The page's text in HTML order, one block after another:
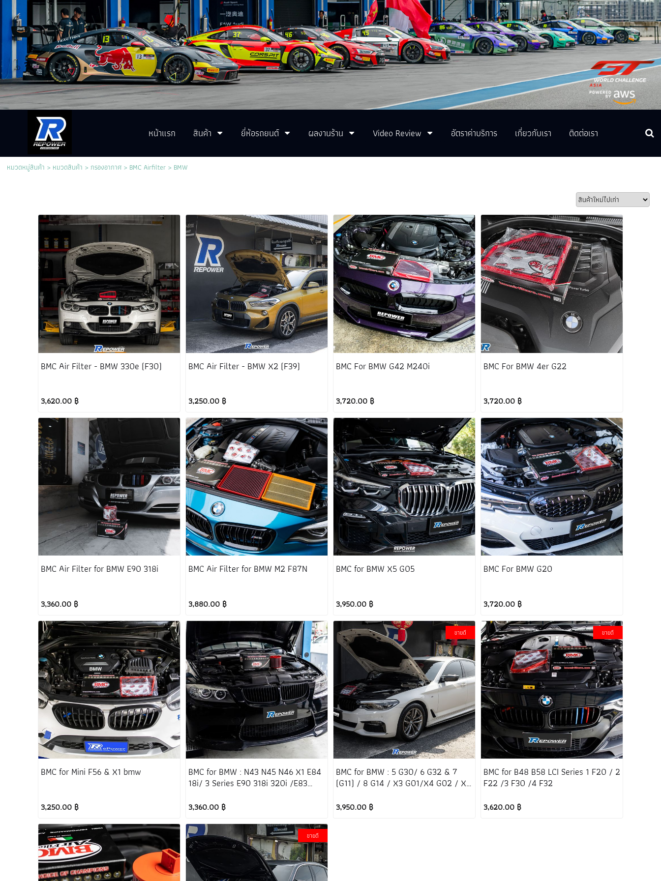
หน้าแรก สินค้า ยี่ห้อรถยนต์ ผลงานร้าน Video Review อัตราค่าบริการ เกี่ยวกับเรา ติดต่อเรา
หมวดหมู่สินค้า > หมวดสินค้า > กรองอากาศ> BMC Airfilter> BMW
BMC Air Filter - BMW 330e (F30)
3,620.00 ฿
BMC Air Filter - BMW X2 (F39)
3,250.00 ฿
BMC For BMW G42 M240i
3,720.00 ฿
BMC For BMW 4er G22
3,720.00 ฿
BMC Air Filter for BMW E90 318i
3,360.00 ฿
BMC Air Filter for BMW M2 F87N
3,880.00 ฿
BMC for BMW X5 G05
3,950.00 ฿
BMC For BMW G20
3,720.00 ฿
BMC for Mini F56 & X1 bmw
3,250.00 ฿
BMC for BMW : N43 N45 N46 X1 E84
18i/ 3 Series E90 318i 320i /E83
3,360.00 ฿
ขายดี
BMC for BMW : 5 G30/ 6 G32 & 7
(G11) / 8 G14 / X3 G01/X4 G02 / X5
3,950.00 ฿
ขายดี
BMC for B48 B58 LCI Series 1 F20 / 2
F22 /3 F30 /4 F32
3,620.00 ฿
ขายดี